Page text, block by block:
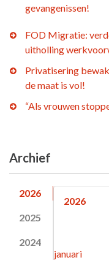
gevangenissen!
FOD Migratie:
uitholling
Privatisering
de maat is vol!
“Als vrouwen
Archief
2026
2025
2024
2026
januari